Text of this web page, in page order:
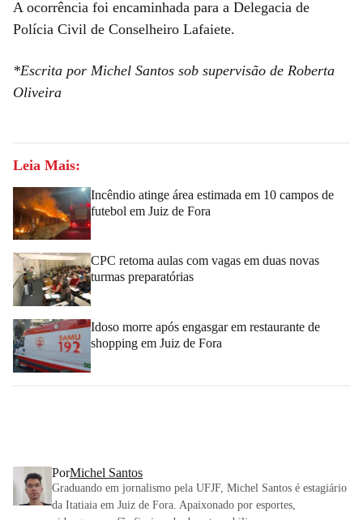
A ocorrência foi encaminhada para a Delegacia de
Polícia Civil de Conselheiro Lafaiete.
*Escrita por Michel Santos sob supervisão de Roberta
Oliveira
Leia Mais:
Incêndio atinge área estimada em 10 campos de
futebol em Juiz de Fora
CPC retoma aulas com vagas em duas novas
turmas preparatórias
Idoso morre após engasgar em restaurante de
shopping em Juiz de Fora
PorMichel Santos
Graduando em jornalismo pela UFJF, Michel Santos é estagiário
da Itatiaia em Juiz de Fora. Apaixonado por esportes,